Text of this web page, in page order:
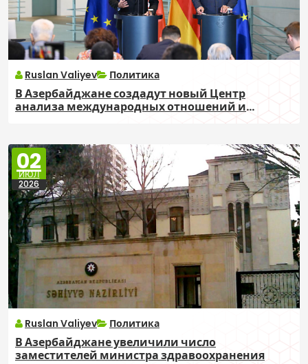
Ruslan Valiyev Политика
В Азербайджане создадут новый Центр
анализа международных отношений и
02
ИЮЛ
2026
Ruslan Valiyev Политика
В Азербайджане увеличили число
заместителей министра здравоохранения